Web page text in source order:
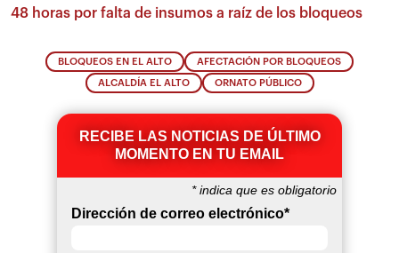
48 horas por falta de insumos a raíz de los bloqueos
BLOQUEOS EN EL ALTO AFECTACIÓN POR BLOQUEOS
ALCALDÍA EL ALTO ORNATO PÚBLICO
RECIBE LAS NOTICIAS DE ÚLTIMO
MOMENTO EN TU EMAIL
*indica que es obligatorio
Dirección de correo electrónico*